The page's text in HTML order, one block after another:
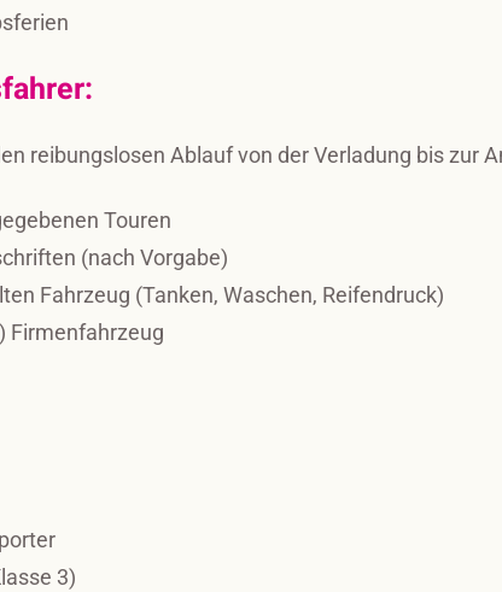
reibungslosen Ablauf von der Verladung bis zur
Touren
(nach Vorgabe)
Fahrzeug (Tanken, Waschen, Reifendruck)
Firmenfahrzeug
3)